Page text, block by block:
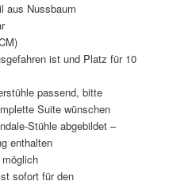
aus Nussbaum
ist und Platz für 10
passend, bitte
Suite wünschen
Stühle abgebildet –
enthalten
sofort für den